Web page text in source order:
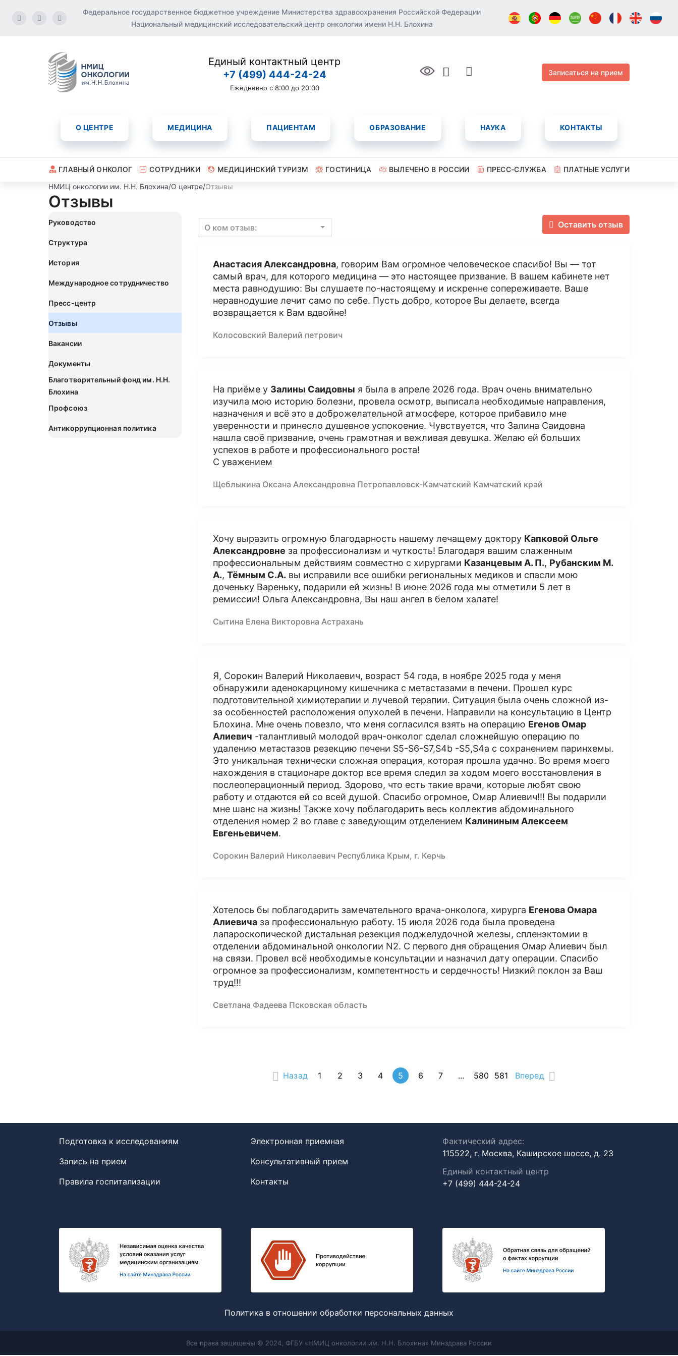
Федеральное государственное бюджетное учреждение Министерства здравоохранения Российской Федерации
Национальный медицинский исследовательский центр онкологии имени Н.Н. Блохина
Единый контактный центр
+7 (499) 444-24-24
Ежедневно с 8:00 до 20:00
Записаться на прием
О ЦЕНТРЕ МЕДИЦИНА ПАЦИЕНТАМ ОБРАЗОВАНИЕ НАУКА КОНТАКТЫ
ГЛАВНЫЙ ОНКОЛОГ СОТРУДНИКИ МЕДИЦИНСКИЙ ТУРИЗМ ГОСТИНИЦА ВЫЛЕЧЕНО В РОССИИ ПРЕСС-СЛУЖБА
ПЛАТНЫЕ УСЛУГИ
НМИЦ онкологии им. Н.Н. Блохина/О центре/Отзывы
Отзывы
Руководство
Структура
История
Международное сотрудничество
Пресс-центр
Отзывы
Вакансии
Документы
Благотворительный фонд им. Н.Н.
Блохина
Профсоюз
Антикоррупционная политика
Оставить отзыв
О ком отзыв:
Анастасия Александровна, говорим Вам огромное человеческое спасибо! Вы — тот
самый врач, для которого медицина — это настоящее призвание. В вашем кабинете нет
места равнодушию: Вы слушаете по-настоящему и искренне сопереживаете. Ваше
неравнодушие лечит само по себе. Пусть добро, которое Вы делаете, всегда
возвращается к Вам вдвойне!
Колосовский Валерий петрович
На приёме у Залины Саидовны я была в апреле 2026 года. Врач очень внимательно
изучила мою историю болезни, провела осмотр, выписала необходимые направления,
назначения и всё это в доброжелательной атмосфере, которое прибавило мне
уверенности и принесло душевное успокоение. Чувствуется, что Залина Саидовна
нашла своё призвание, очень грамотная и вежливая девушка. Желаю ей больших
успехов в работе и профессионального роста!
С уважением
Щеблыкина Оксана Александровна Петропавловск-Камчатский Камчатский край
Хочу выразить огромную благодарность нашему лечащему доктору Капковой Ольге
Александровне за профессионализм и чуткость! Благодаря вашим слаженным
профессиональным действиям совместно с хирургами Казанцевым А. П., Рубанским М.
А., Тёмным С.А. вы исправили все ошибки региональных медиков и спасли мою
доченьку Вареньку, подарили ей жизнь! В июне 2026 года мы отметили 5 лет в
ремиссии! Ольга Александровна, Вы наш ангел в белом халате!
Сытина Елена Викторовна Астрахань
Я, Сорокин Валерий Николаевич, возраст 54 года, в ноябре 2025 года у меня
обнаружили аденокарциному кишечника с метастазами в печени. Прошел курс
подготовительной химиотерапии и лучевой терапии. Ситуация была очень сложной из-
за особенностей расположения опухолей в печени. Направили на консультацию в Центр
Блохина. Мне очень повезло, что меня согласился взять на операцию Егенов Омар
Алиевич -талантливый молодой врач-онколог сделал сложнейшую операцию по
удалению метастазов резекцию печени S5-S6-S7,S4b -S5,S4a с сохранением паринхемы.
Это уникальная технически сложная операция, которая прошла удачно. Во время моего
нахождения в стационаре доктор все время следил за ходом моего восстановления в
послеоперационный период. Здорово, что есть такие врачи, которые любят свою
работу и отдаются ей со всей душой. Спасибо огромное, Омар Алиевич!!! Вы подарили
мне шанс на жизнь! Также хочу поблагодарить весь коллектив абдоминального
отделения номер 2 во главе с заведующим отделением Калининым Алексеем
Евгеньевичем.
Сорокин Валерий Николаевич Республика Крым, г. Керчь
Хотелось бы поблагодарить замечательного врача-онколога, хирурга Егенова Омара
Алиевичаза профессиональную работу. 15 июля 2026 года была проведена
лапароскопической дистальная резекция поджелудочной железы, спленэктомии в
отделении абдоминальной онкологии N2. С первого дня обращения Омар Алиевич был
на связи. Провел всё необходимые консультации и назначил дату операции. Спасибо
огромное за профессионализм, компетентность и сердечность! Низкий поклон за Ваш
труд!!!
Светлана Фадеева Псковская область
Назад 1 2 3 4 5 6 7 ... 580 581 Вперед
Подготовка к исследованиям
Запись на прием
Правила госпитализации
Электронная приемная
Консультативный прием
Контакты
Фактический адрес:
115522, г. Москва, Каширское шоссе, д. 23
Единый контактный центр
+7 (499) 444-24-24
Политика в отношении обработки персональных данных
Все права защищены © 2024, ФГБУ «НМИЦ онкологии им. Н.Н. Блохина» Минздрава России